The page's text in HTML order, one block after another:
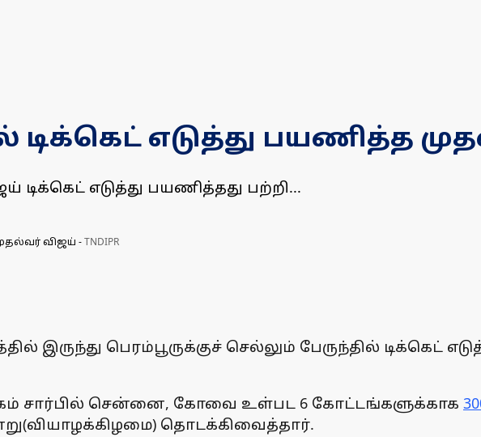
டிக்கெட் எடுத்து பயணித்த
டிக்கெட் எடுத்து பயணித்தது பற்றி...
விஜய் -TNDIPR
பெரம்பூருக்குச் செல்லும் பேருந்தில் டிக்கெட்
சார்பில் சென்னை, கோவை உள்பட 6 கோட்டங்களுக்காக
தொடக்கிவைத்தார்.